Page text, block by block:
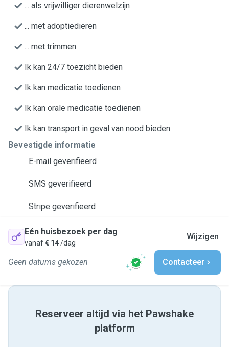
... als vrijwilliger dierenwelzijn
... met adoptiedieren
... met trimmen
Ik kan 24/7 toezicht bieden
Ik kan medicatie toedienen
Ik kan orale medicatie toedienen
Ik kan transport in geval van nood bieden
Bevestigde informatie
E-mail geverifieerd
SMS geverifieerd
Stripe geverifieerd
Eén huisbezoek per dag
vanaf€ 14/dag
Wijzigen
Geen datums gekozen Contacteer
Reserveer altijd via het Pawshake
platform